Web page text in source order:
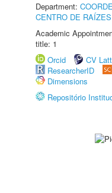
Department:
CENTRO DE
Academic
title: 1
Orcid
CV
ResearcherID
Dimensions
Repositório